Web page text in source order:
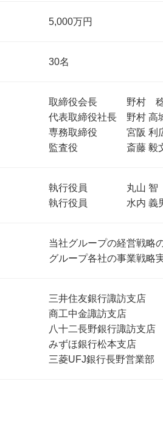
5,000万円
30名
取締役会長 野村
代表取締役社長 野村 高
専務取締役 宮阪 利
監査役 斎藤 毅
執行役員 丸山 智
執行役員 水内 義
当社グループの経営戦略
グループ各社の事業戦略
三井住友銀行諏訪支店
商工中金諏訪支店
八十二長野銀行諏訪支店
みずほ銀行松本支店
三菱UFJ銀行長野営業部